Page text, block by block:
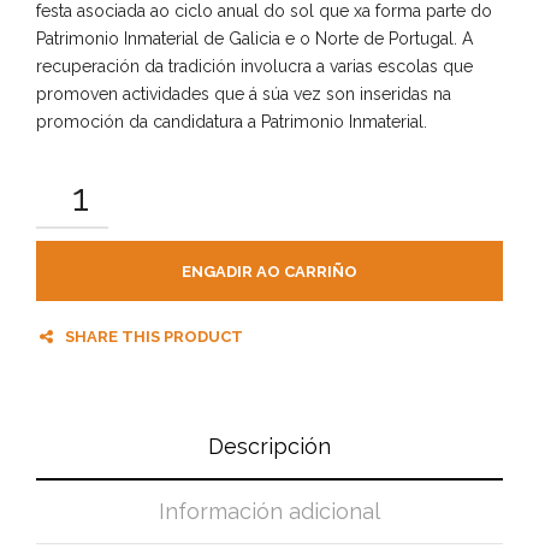
festa asociada ao ciclo anual do sol que xa forma parte do
Patrimonio Inmaterial de Galicia e o Norte de Portugal. A
recuperación da tradición involucra a varias escolas que
promoven actividades que á súa vez son inseridas na
promoción da candidatura a Patrimonio Inmaterial.
ENGADIR AO CARRIÑO
SHARE THIS PRODUCT
Descripción
Información adicional